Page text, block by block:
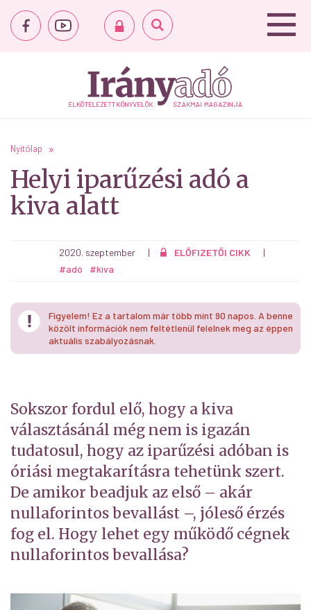
Nyitólap
Helyi iparűzési adó a
kiva alatt
2020. szeptember | ELŐFIZETŐI CIKK
|
#adó
#kiva
Figyelem! Ez a tartalom már több mint 90 napos. A benne
közölt információk nem feltétlenül felelnek meg az éppen
aktuális szabályozásnak.
Sokszor fordul elő, hogy a kiva
választásánál még nem is igazán
tudatosul, hogy az iparűzési adóban is
óriási megtakarításra tehetünk szert.
De amikor beadjuk az első – akár
nullaforintos bevallást –, jóleső érzés
fog el. Hogy lehet egy működő cégnek
nullaforintos bevallása?